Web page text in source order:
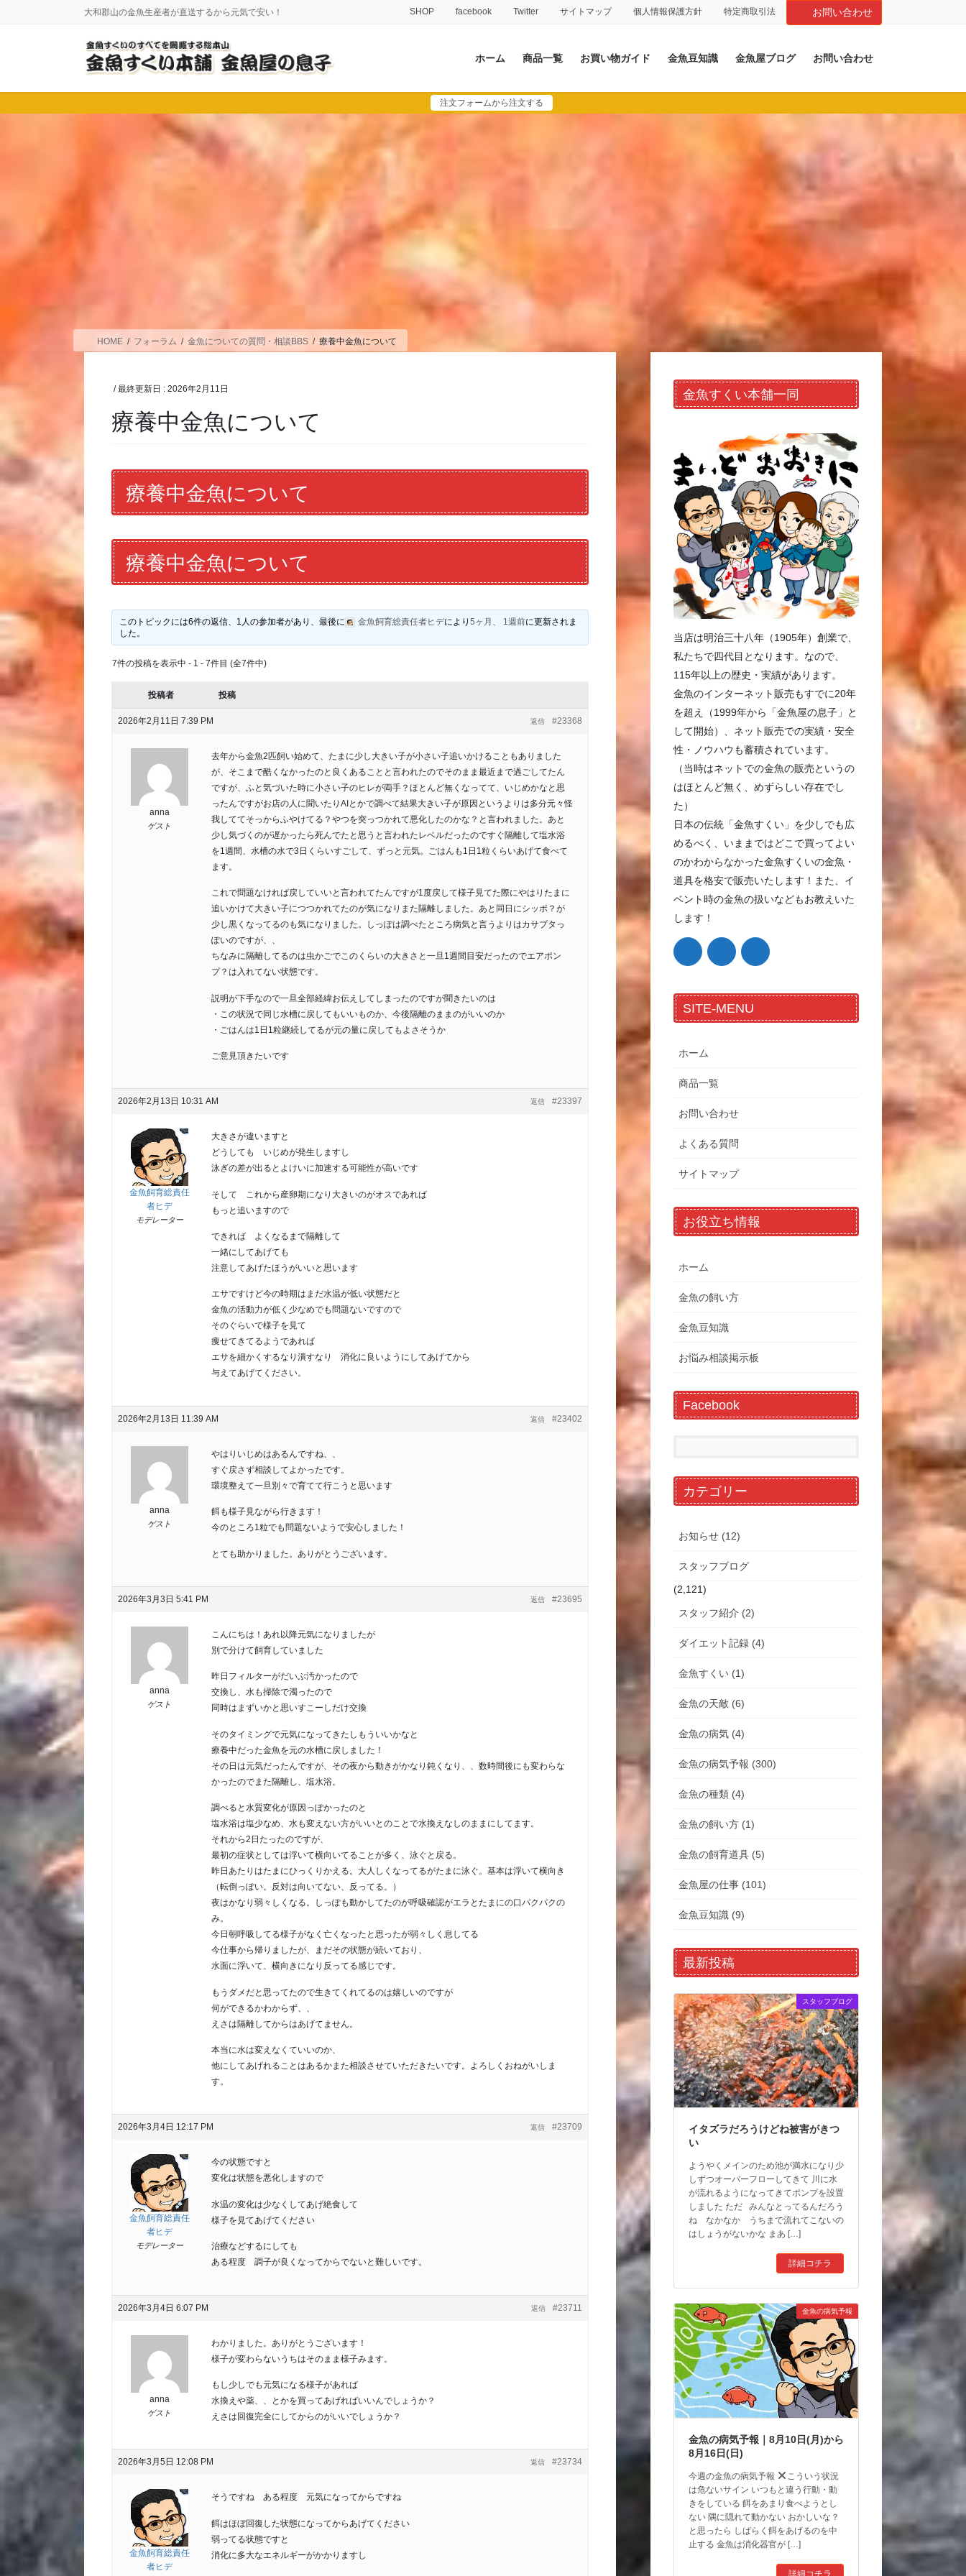
に
移
ョ
ン
大和郡山の金魚生産者が直送するから元気で安い！ SHOP facebook Twitter サイトマップ 個人情報保護方針 特定商取引法 お問い合わせ
ホーム 商品一覧 お買い物ガイド 金魚豆知識 金魚屋ブログ お問い合わせ
注文フォームから注文する
HOME フォーラム 金魚についての質問・相談BBS 療養中金魚について
/ 最終更新日 :2026年2月11日
療養中金魚について
療養中金魚について
療養中金魚について
このトピックには6件の返信、1人の参加者があり、最後に 金魚飼育総責任者ヒデにより 5ヶ月、 1週前に更新されま
した。
7件の投稿を表示中 - 1 - 7件目 (全7件中)
投稿者 投稿
2026年2月11日 7:39 PM #23368
返信
anna
ゲスト
去年から金魚2匹飼い始めて、たまに少し大きい子が小さい子追いかけることもありました
が、そこまで酷くなかったのと良くあることと言われたのでそのまま最近まで過ごしてたん
ですが、ふと気づいた時に小さい子のヒレが両手？ほとんど無くなってて、いじめかなと思
ったんですがお店の人に聞いたりAIとかで調べて結果大きい子が原因というよりは多分元々怪
我しててそっからふやけてる？やつを突っつかれて悪化したのかな？と言われました。あと
少し気づくのが遅かったら死んでたと思うと言われたレベルだったのですぐ隔離して塩水浴
を1週間、水槽の水で3日くらいすごして、ずっと元気。ごはんも1日1粒くらいあげて食べて
ます。
これで問題なければ戻していいと言われてたんですが1度戻して様子見てた際にやはりたまに
追いかけて大きい子につつかれてたのが気になりまた隔離しました。あと同日にシッポ？が
少し黒くなってるのも気になりました。しっぽは調べたところ病気と言うよりはカサブタっ
ぽいのですが、、
ちなみに隔離してるのは虫かごでこのくらいの大きさと一旦1週間目安だったのでエアポン
プ？は入れてない状態です。
説明が下手なので一旦全部経緯お伝えしてしまったのですが聞きたいのは
・この状況で同じ水槽に戻してもいいものか、今後隔離のままのがいいのか
・ごはんは1日1粒継続してるが元の量に戻してもよさそうか
ご意見頂きたいです
2026年2月13日 10:31 AM #23397
返信
金魚飼育総責任
者ヒデ
モデレーター
大きさが違いますと
どうしても いじめが発生しますし
泳ぎの差が出るとよけいに加速する可能性が高いです
そして これから産卵期になり大きいのがオスであれば
もっと追いますので
できれば よくなるまで隔離して
一緒にしてあげても
注意してあげたほうがいいと思います
エサですけど今の時期はまだ水温が低い状態だと
金魚の活動力が低く少なめでも問題ないですので
そのぐらいで様子を見て
痩せてきてるようであれば
エサを細かくするなり潰すなり 消化に良いようにしてあげてから
与えてあげてください。
2026年2月13日 11:39 AM #23402
返信
anna
ゲスト
やはりいじめはあるんですね、、
すぐ戻さず相談してよかったです。
環境整えて一旦別々で育てて行こうと思います
餌も様子見ながら行きます！
今のところ1粒でも問題ないようで安心しました！
とても助かりました。ありがとうございます。
2026年3月3日 5:41 PM #23695
返信
anna
ゲスト
こんにちは！あれ以降元気になりましたが
別で分けて飼育していました
昨日フィルターがだいぶ汚かったので
交換し、水も掃除で濁ったので
同時はまずいかと思いすこーしだけ交換
そのタイミングで元気になってきたしもういいかなと
療養中だった金魚を元の水槽に戻しました！
その日は元気だったんですが、その夜から動きがかなり鈍くなり、、数時間後にも変わらな
かったのでまた隔離し、塩水浴。
調べると水質変化が原因っぽかったのと
塩水浴は塩少なめ、水も変えない方がいいとのことで水換えなしのままにしてます。
それから2日たったのですが、
最初の症状としては浮いて横向いてることが多く、泳ぐと戻る。
昨日あたりはたまにひっくりかえる。大人しくなってるがたまに泳ぐ。基本は浮いて横向き
（転倒っぽい。反対は向いてない、反ってる。）
夜はかなり弱々しくなる。しっぽも動かしてたのが呼吸確認がエラとたまにの口パクパクの
み。
今日朝呼吸してる様子がなく亡くなったと思ったが弱々しく息してる
今仕事から帰りましたが、まだその状態が続いており、
水面に浮いて、横向きになり反ってる感じです。
もうダメだと思ってたので生きてくれてるのは嬉しいのですが
何ができるかわからず、、
えさは隔離してからはあげてません。
本当に水は変えなくていいのか、
他にしてあげれることはあるかまた相談させていただきたいです。よろしくおねがいしま
す。
2026年3月4日 12:17 PM #23709
返信
金魚飼育総責任
者ヒデ
モデレーター
今の状態ですと
変化は状態を悪化しますので
水温の変化は少なくしてあげ絶食して
様子を見てあげてください
治療などするにしても
ある程度 調子が良くなってからでないと難しいです。
2026年3月4日 6:07 PM #23711
返信
anna
ゲスト
わかりました。ありがとうございます！
様子が変わらないうちはそのまま様子みます。
もし少しでも元気になる様子があれば
水換えや薬、、とかを買ってあげればいいんでしょうか？
えさは回復完全にしてからのがいいでしょうか？
2026年3月5日 12:08 PM #23734
返信
金魚飼育総責任
者ヒデ
そうですね ある程度 元気になってからですね
餌はほぼ回復した状態になってからあげてください
弱ってる状態ですと
消化に多大なエネルギーがかかりますし
金魚すくい本舗一同
当店は明治三十八年（1905年）創業で、
私たちで四代目となります。なので、
115年以上の歴史・実績があります。
金魚のインターネット販売もすでに20年
を超え（1999年から「金魚屋の息子」と
して開始）、ネット販売での実績・安全
性・ノウハウも蓄積されています。
（当時はネットでの金魚の販売というの
はほとんど無く、めずらしい存在でし
た）
日本の伝統「金魚すくい」を少しでも広
めるべく、いままではどこで買ってよい
のかわからなかった金魚すくいの金魚・
道具を格安で販売いたします！また、イ
ベント時の金魚の扱いなどもお教えいた
します！
SITE-MENU
ホーム
商品一覧
お問い合わせ
よくある質問
サイトマップ
お役立ち情報
ホーム
金魚の飼い方
金魚豆知識
お悩み相談掲示板
Facebook
カテゴリー
お知らせ (12)
スタッフブログ
(2,121)
スタッフ紹介 (2)
ダイエット記録 (4)
金魚すくい (1)
金魚の天敵 (6)
金魚の病気 (4)
金魚の病気予報 (300)
金魚の種類 (4)
金魚の飼い方 (1)
金魚の飼育道具 (5)
金魚屋の仕事 (101)
金魚豆知識 (9)
最新投稿
スタッフブログ
イタズラだろうけどね被害がきつ
い
ようやくメインのため池が満水になり少
しずつオーバーフローしてきて 川に水
が流れるようになってきてポンプを設置
しました ただ みんなとってるんだろう
ね なかなか うちまで流れてこないの
はしょうがないかな まあ […]
詳細コチラ
金魚の病気予報
金魚の病気予報｜8月10日(月)から
8月16日(日)
今週の金魚の病気予報
こういう状況
は危ないサイン いつもと違う行動・動
きをしている 餌をあまり食べようとし
ない 隅に隠れて動かない おかしいな？
と思ったら しばらく餌をあげるのを中
止する 金魚は消化器官が […]
詳細コチラ